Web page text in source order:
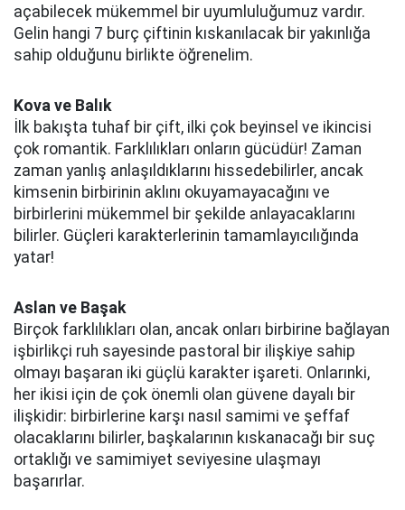
açabilecek mükemmel bir uyumluluğumuz vardır.
Gelin hangi 7 burç çiftinin kıskanılacak bir yakınlığa
sahip olduğunu birlikte öğrenelim.
Kova ve Balık
İlk bakışta tuhaf bir çift, ilki çok beyinsel ve ikincisi
çok romantik. Farklılıkları onların gücüdür! Zaman
zaman yanlış anlaşıldıklarını hissedebilirler, ancak
kimsenin birbirinin aklını okuyamayacağını ve
birbirlerini mükemmel bir şekilde anlayacaklarını
bilirler. Güçleri karakterlerinin tamamlayıcılığında
yatar!
Aslan ve Başak
Birçok farklılıkları olan, ancak onları birbirine bağlayan
işbirlikçi ruh sayesinde pastoral bir ilişkiye sahip
olmayı başaran iki güçlü karakter işareti. Onlarınki,
her ikisi için de çok önemli olan güvene dayalı bir
ilişkidir: birbirlerine karşı nasıl samimi ve şeffaf
olacaklarını bilirler, başkalarının kıskanacağı bir suç
ortaklığı ve samimiyet seviyesine ulaşmayı
başarırlar.